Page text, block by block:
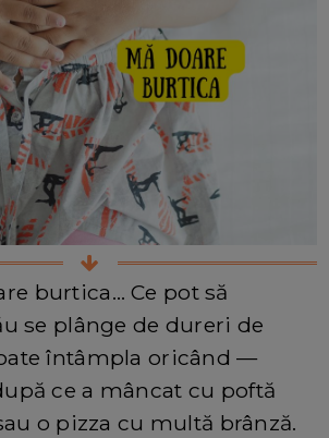
burtica… Ce pot să
se plânge de dureri de
întâmpla oricând —
ce a mâncat cu poftă
o pizza cu multă brânză.